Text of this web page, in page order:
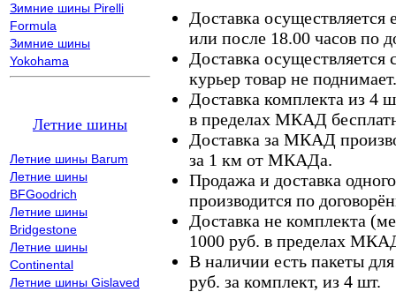
Зимние шины Pirelli
Formula
Зимние шины
Yokohama
Летние шины
Летние шины Barum
Летние шины
BFGoodrich
Летние шины
Bridgestone
Летние шины
Continental
Летние шины Gislaved
Доставка осуществляется
или после 18.00 часов по
Доставка осуществляется
курьер товар не поднимает.
Доставка комплекта из 4
в пределах МКАД
Доставка за МКАД
за 1 км от МКАДа.
Продажа и доставка
производится по
Доставка не комплекта
1000 руб. в пределах
В наличии есть пакеты
руб. за комплект, из 4 шт.